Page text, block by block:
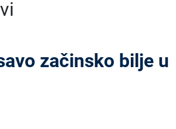
začinsko bilje u